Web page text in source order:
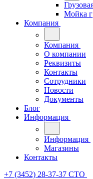
Мойка
Компания
Компания
О компании
Реквизиты
Контакты
Сотрудники
Новости
Документы
Блог
Информация
Информация
Магазины
Контакты
+7 (3452) 28-37-37 СТО